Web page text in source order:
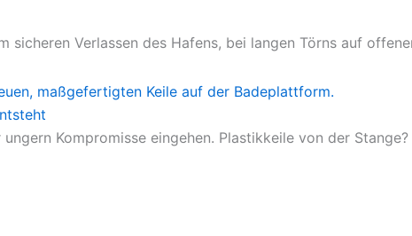
Verlassen des Hafens, bei langen Törns auf
Kompromisse eingehen. Plastikkeile von der